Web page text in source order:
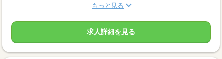
もっと見る
求人詳細を見る